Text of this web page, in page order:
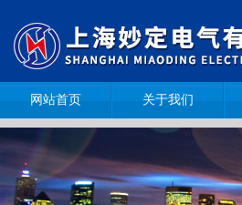
网站首页 关于我们